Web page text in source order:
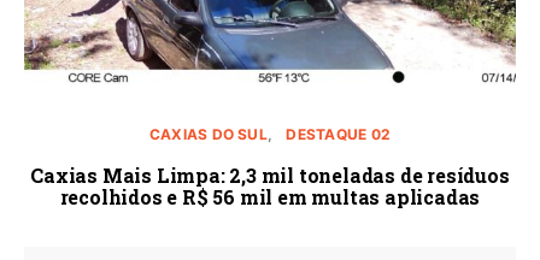
CAXIAS DO SUL DESTAQUE 02
Caxias Mais Limpa: 2,3 mil toneladas de resíduos
recolhidos e R$ 56 mil em multas aplicadas